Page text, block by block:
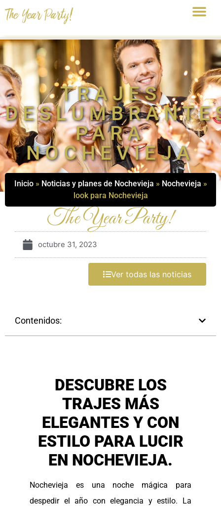
TRAJES
PARA
NOCHEVIEJA
Inicio» Noticias y planes de Nochevieja » Nochevieja »
look para Nochevieja
The Year Party!
octubre 31, 2023
Ver todas las noticias
Contenidos:
DESCUBRE LOS
TRAJES MÁS
ELEGANTES Y CON
ESTILO PARA LUCIR
EN NOCHEVIEJA.
Nochevieja es una noche mágica para
despedir el año con elegancia y estilo. La